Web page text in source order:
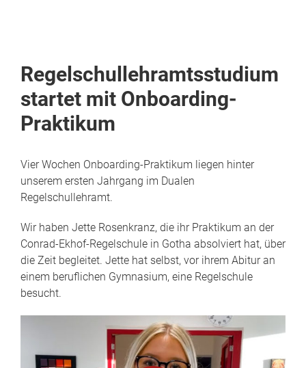
Regelschullehramtsstudium
startet mit Onboarding-
Praktikum
Vier Wochen Onboarding-Praktikum liegen hinter
unserem ersten Jahrgang im Dualen
Regelschullehramt.
Wir haben Jette Rosenkranz, die ihr Praktikum an der
Conrad-Ekhof-Regelschule in Gotha absolviert hat, über
die Zeit begleitet. Jette hat selbst, vor ihrem Abitur an
einem beruflichen Gymnasium, eine Regelschule
besucht.